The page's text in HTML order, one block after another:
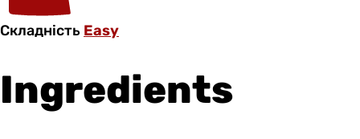
Складність Easy
Ingredients